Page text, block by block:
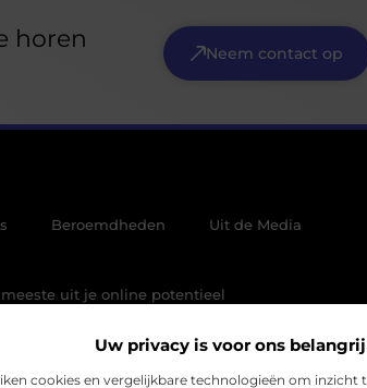
Uw privacy is voor ons
cookies en vergelijkbare technologieën om inzicht
horen
Neem contact op
Beroemdheden
Uit de Media
uit je online potentieel